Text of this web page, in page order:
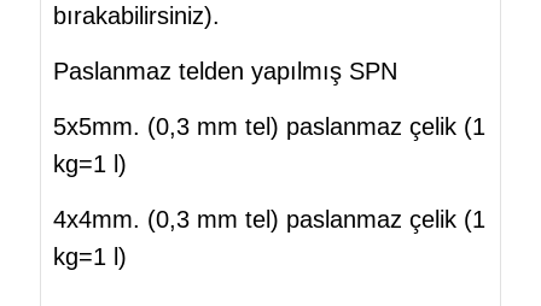
bırakabilirsiniz).
Paslanmaz telden yapılmış SPN
5x5mm. (0,3 mm tel) paslanmaz çelik (1
kg=1 l)
4x4mm. (0,3 mm tel) paslanmaz çelik (1
kg=1 l)